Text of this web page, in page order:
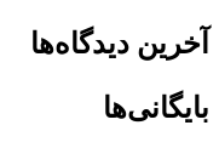
آخرین دیدگاه‌ها
بایگانی‌ها